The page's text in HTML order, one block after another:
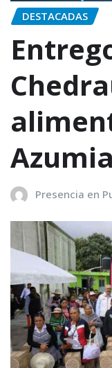
DESTACADAS
Presencia en